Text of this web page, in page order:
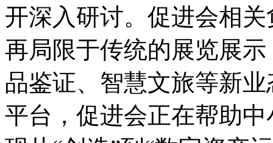
开深入研讨。促进会相
再局限于传统的展览展
品鉴证、智慧文旅等新
平台，促进会正在帮助